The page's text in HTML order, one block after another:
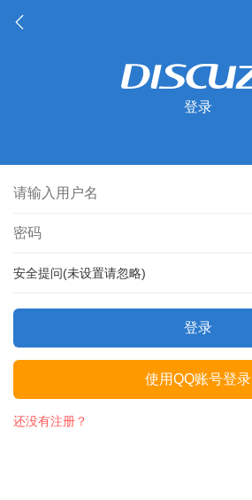
登录
安全提问(未设置请忽略)
登录
使用QQ账号登录
还没有注册？